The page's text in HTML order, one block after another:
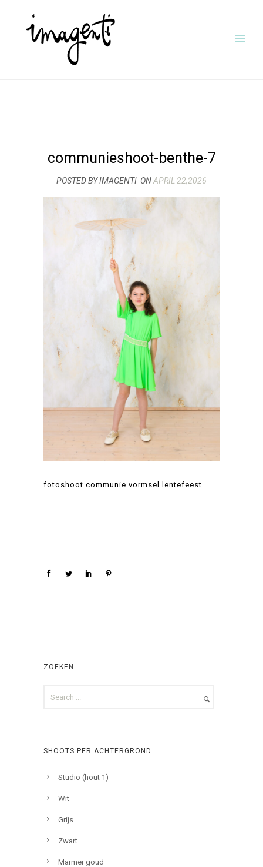
communieshoot-benthe-7
POSTED BY IMAGENTI ONAPRIL 22,2026
fotoshoot communie vormsel lentefeest
ZOEKEN
SHOOTS PER ACHTERGROND
Studio (hout 1)
Wit
Grijs
Zwart
Marmer goud